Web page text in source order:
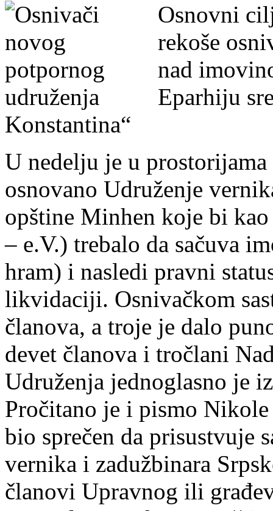
Osnovni
rekoše
nad
Eparhiju
Konstantina“
U nedelju je u
osnovano Udruženje
opštine Minhen koje bi
– e.V.) trebalo da sačuva
hram) i nasledi pravni
likvidaciji. Osnivačkom
članova, a troje je dalo
devet članova i tročlani
Udruženja jednoglasno je
Pročitano je i pismo
bio sprečen da prisustvuje
vernika i zadužbinara
članovi Upravnog ili